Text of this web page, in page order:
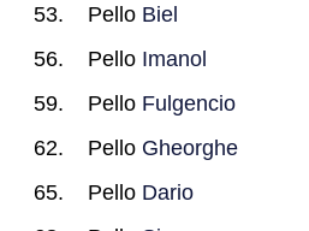
Pello Biel
Pello Imanol
Pello Fulgencio
Pello Gheorghe
Pello Dario